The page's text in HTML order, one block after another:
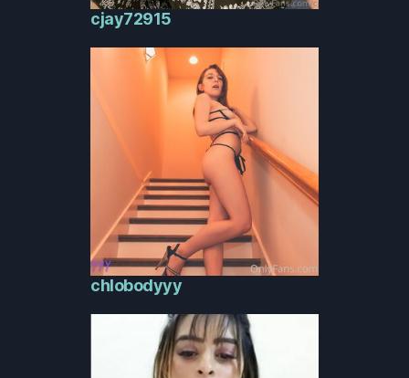
cjay72915
chlobodyyy